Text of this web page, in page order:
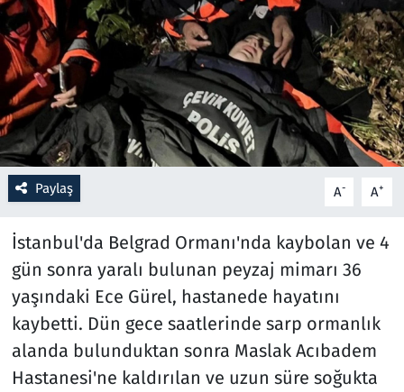
Paylaş A- A+
İstanbul'da Belgrad Ormanı'nda kaybolan ve 4
gün sonra yaralı bulunan peyzaj mimarı 36
yaşındaki Ece Gürel, hastanede hayatını
kaybetti. Dün gece saatlerinde sarp ormanlık
alanda bulunduktan sonra Maslak Acıbadem
Hastanesi'ne kaldırılan ve uzun süre soğukta
Resmi İlanlar
Rüya Tabirleri
Sağlık
Savunma Sanayi
Seçim 2023
Spor
Teknoloji ve Bilim
Televizyon